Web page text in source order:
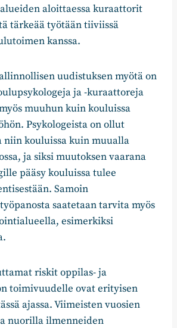
aloittaessa kuraattorit
tärkeää työtään tiiviissä
kanssa.
uudistuksen myötä on
ja -kuraattoreja
muuhun kuin kouluissa
Psykologeista on ollut
niin kouluissa kuin muualla
ja siksi muutoksen vaarana
pääsy kouluissa tulee
Samoin
saatetaan tarvita myös
esimerkiksi
riskit oppilas- ja
toimivuudelle ovat erityisen
ajassa. Viimeisten vuosien
nuorilla ilmenneiden